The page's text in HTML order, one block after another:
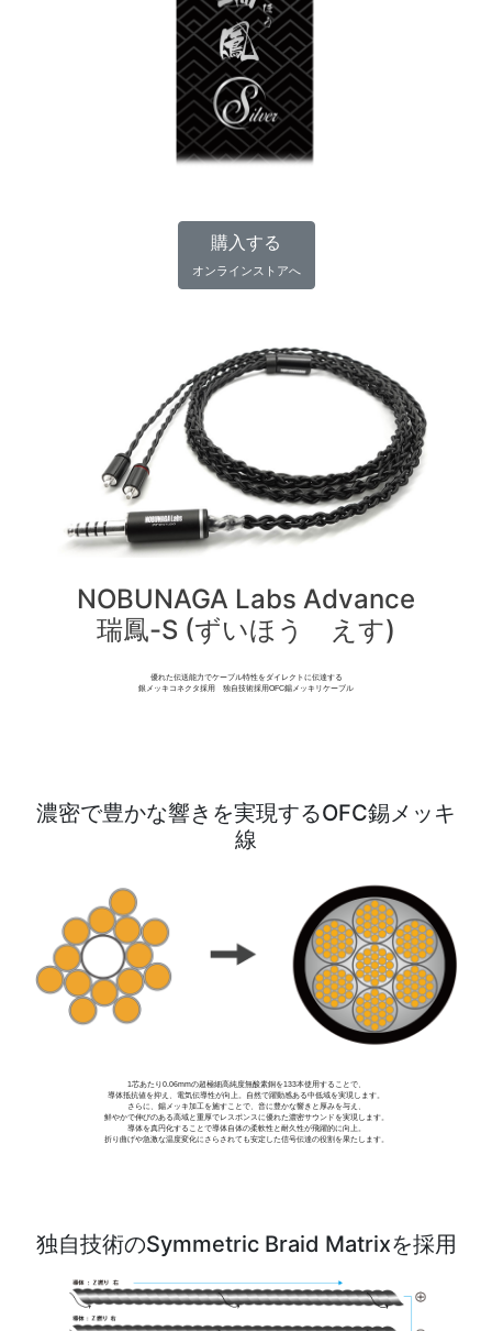
購入する
オンラインストアへ
NOBUNAGA Labs Advance
瑞鳳-S (ずいほう えす)
優れた伝送能力でケーブル特性をダイレクトに伝達する
銀メッキコネクタ採用 独自技術採用OFC錫メッキリケーブル
濃密で豊かな響きを実現するOFC錫メッキ
線
1芯あたり0.06mmの超極細高純度無酸素銅を133本使用することで、
導体抵抗値を抑え、電気伝導性が向上。自然で躍動感ある中低域を実現します。
さらに、錫メッキ加工を施すことで、音に豊かな響きと厚みを与え、
鮮やかで伸びのある高域と重厚でレスポンスに優れた濃密サウンドを実現します。
導体を真円化することで導体自体の柔軟性と耐久性が飛躍的に向上。
折り曲げや急激な温度変化にさらされても安定した信号伝達の役割を果たします。
独自技術のSymmetric Braid Matrixを採用